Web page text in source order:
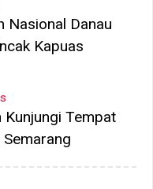
Nasional Danau
Kapuas
Kunjungi Tempat